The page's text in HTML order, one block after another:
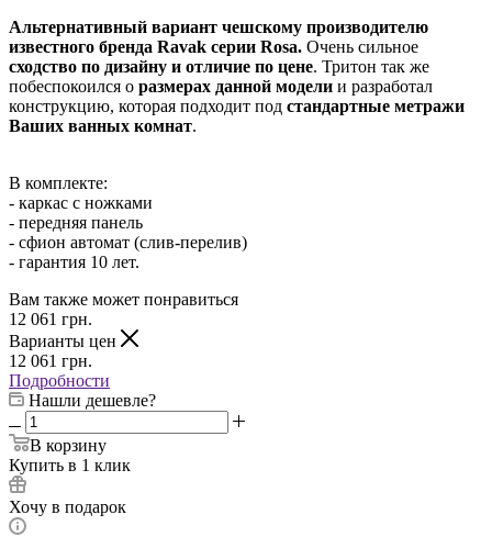
Альтернативный вариант чешскому производителю
известного бренда Ravak серии Rosa. Очень сильное
сходство по дизайну и отличие по цене. Тритон так же
побеспокоился о размерах данной модели и разработал
конструкцию, которая подходит под стандартные метражи
Ваших ванных комнат.
В комплекте:
- каркас с ножками
- передняя панель
- сфион автомат (слив-перелив)
- гарантия 10 лет.
Вам также может понравиться
12 061 грн.
Варианты цен
12 061 грн.
Подробности
Нашли дешевле?
В корзину
Купить в 1 клик
Хочу в подарок